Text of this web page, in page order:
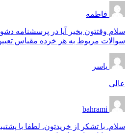
فاطمه
سلام وقتتون بخیر آیا در پرسشنامه
سوالات مربوط به هر خرده مقیاس
یاسر
عالی
bahrami
سلام. با تشکر از خریدتون. لطفا با